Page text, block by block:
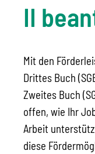
II
Mit den
Drittes Buch
Zweites Buch
offen, wie Ihr
Arbeit
diese